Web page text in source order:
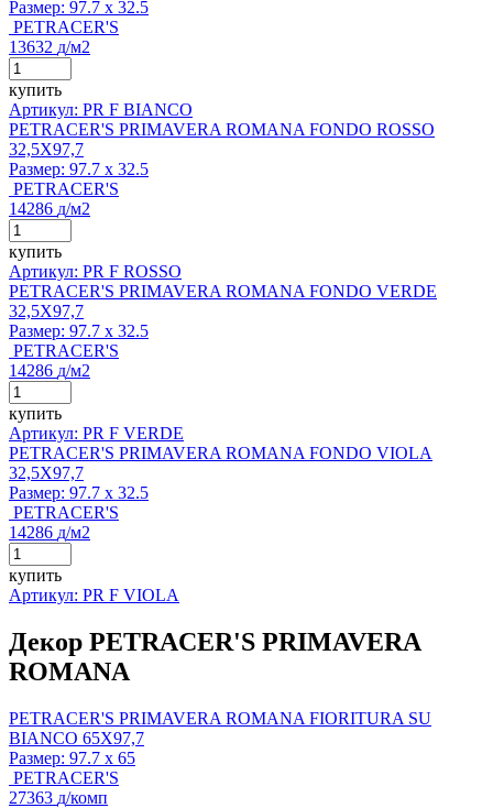
Размер: 97.7 x 32.5
PETRACER'S
13632 д/м2
купить
Артикул: PR F BIANCO
PETRACER'S PRIMAVERA ROMANA FONDO ROSSO
32,5X97,7
Размер: 97.7 x 32.5
PETRACER'S
14286 д/м2
купить
Артикул: PR F ROSSO
PETRACER'S PRIMAVERA ROMANA FONDO VERDE
32,5X97,7
Размер: 97.7 x 32.5
PETRACER'S
14286 д/м2
купить
Артикул: PR F VERDE
PETRACER'S PRIMAVERA ROMANA FONDO VIOLA
32,5X97,7
Размер: 97.7 x 32.5
PETRACER'S
14286 д/м2
купить
Артикул: PR F VIOLA
Декор PETRACER'S PRIMAVERA
ROMANA
PETRACER'S PRIMAVERA ROMANA FIORITURA SU
BIANCO 65X97,7
Размер: 97.7 x 65
PETRACER'S
27363 д/комп